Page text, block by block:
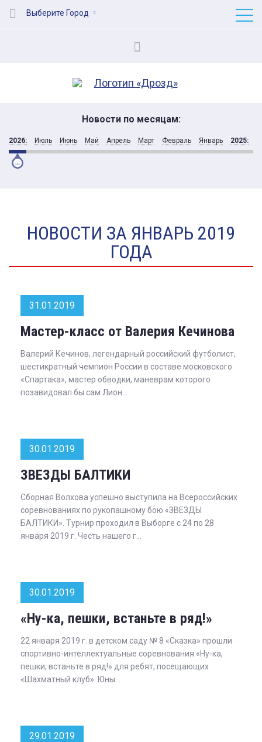
Выберите Город
Новости по месяцам:
2026: Июль Июнь Май Апрель Март Февраль Январь 2025:
НОВОСТИ ЗА ЯНВАРЬ 2019
ГОДА
31.01.2019
Мастер-класс от Валерия Кечинова
Валерий Кечинов, легендарный российский футболист,
шестикратный чемпион России в составе московского
«Спартака», мастер обводки, маневрам которого
позавидовал бы сам Лион...
30.01.2019
ЗВЕЗДЫ БАЛТИКИ
Сборная Волхова успешно выступила на Всероссийских
соревнованиях по рукопашному бою «ЗВЕЗДЫ
БАЛТИКИ». Турнир проходил в Выборге с 24 по 28
января 2019 г. Честь нашего г...
30.01.2019
«Ну-ка, пешки, встаньте в ряд!»
22 января 2019 г. в детском саду № 8 «Сказка» прошли
спортивно-интеллектуальные соревнования «Ну-ка,
пешки, встаньте в ряд!» для ребят, посещающих
«Шахматный клуб». Юны...
29.01.2019